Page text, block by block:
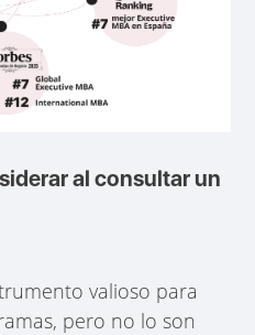
al consultar un
valioso para
pero no lo son